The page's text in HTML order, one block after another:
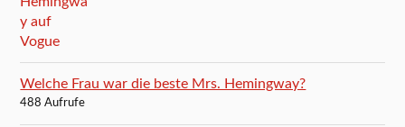
Welche Frau war die beste Mrs. Hemingway?
488 Aufrufe